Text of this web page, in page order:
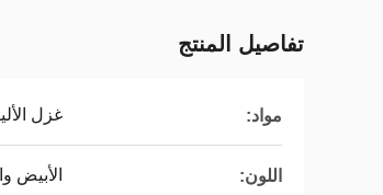
تفاصيل المنتج
مواد: غزل
اللون: الأبيض